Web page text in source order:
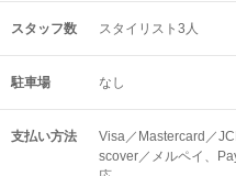
スタッフ数 スタイリスト3人
駐車場 なし
支払い方法
Visa／Mastercard／
scover／メルペイ、